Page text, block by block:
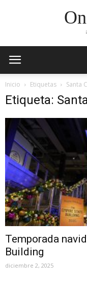
Inicio Etiquetas Santa
Etiqueta:
Temporada
Building
diciembre 2, 2025